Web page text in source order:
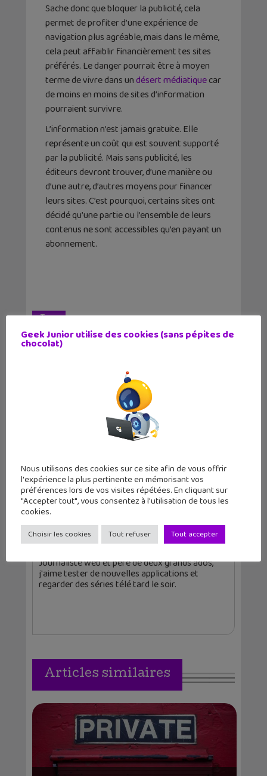
Sache donc que bloquer la publicité, cela
permet de profiter d’une expérience de
navigation plus agréable, mais dans le même,
cela peut affaiblir financièrement tes sites
préférés. Le danger pourrait être à moyen
terme de vivre dans undésert médiatiquecar
de moins en moins de sites d’information
pourraient survivre.
L’information n’est jamais gratuite. Elle
représente un coût qui est souvent supporté
par la publicité. Mais sans publicité, les
éditeurs devront trouver, d’une manière ou
d’une autre, d’autres moyens pour financer
leurs sites. C’est pourquoi, certains sites ont
décidé qu’une partie ou l’ensemble de leurs
contenus ne sont accessibles qu’en payant un
abonnement.
Tags
Ad Blocker
Adblock Plus
Bloqueur
Publicité
Kezako, Image
Mystère : devine
l&#...
L’Âge de Glace 5 :
Scrat revient d...
Christophe Coquis
Journaliste web et père de deux grands ados,
j'aime tester de nouvelles applications et
regarder des séries télé tard le soir.
Articles similaires
Geek Junior utilise des cookies (sans pépites de
chocolat)
Nous utilisons des cookies sur ce site afin de vous offrir
l'expérience la plus pertinente en mémorisant vos
préférences lors de vos visites répétées. En cliquant sur
"Accepter tout", vous consentez à l'utilisation de tous les
cookies.
Choisir les cookies Tout refuser Tout accepter